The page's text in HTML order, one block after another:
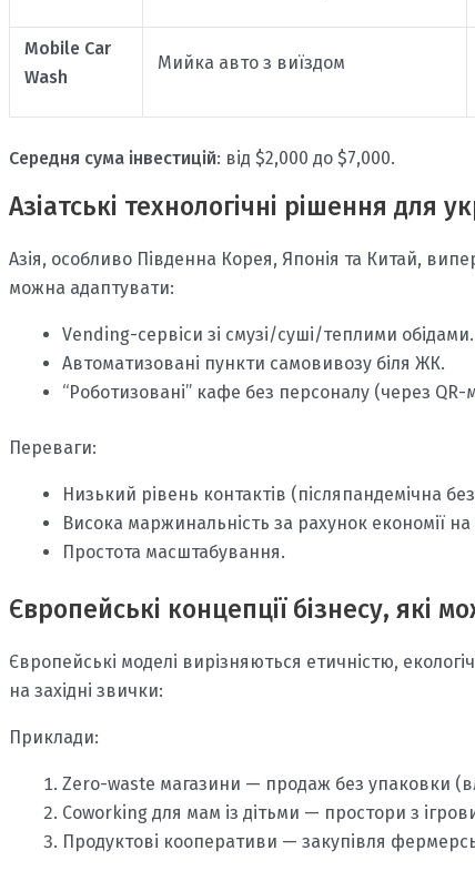
Mobile Car
Wash
Мийка авто з виїздом
Середня сума інвестицій: від $2,000 до $7,000.
Азіатські технологічні рішення для
Азія, особливо Південна Корея, Японія та Китай,
можна адаптувати:
Vending-сервіси зі смузі/суші/теплими обідами.
Автоматизовані пункти самовивозу біля ЖК.
“Роботизовані” кафе без персоналу (через
Переваги:
Низький рівень контактів (післяпандемічна
Висока маржинальність за рахунок економії на
Простота масштабування.
Європейські концепції бізнесу, які
Європейські моделі вирізняються етичністю,
на західні звички:
Приклади:
Zero-waste магазини — продаж без упаковки
Coworking для мам із дітьми — простори з
Продуктові кооперативи — закупівля